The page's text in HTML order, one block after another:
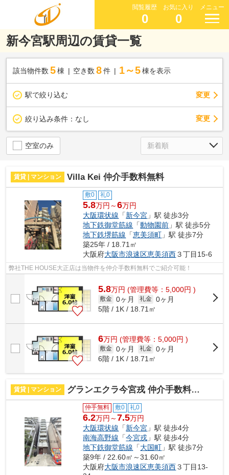
閲覧履歴
0
お気に入り
0
メニュー
新今宮駅周辺の賃貸一覧
該当物件数 5棟 空き数 8 件 1～5 棟を表示
駅で絞り込む 変更
絞り込み条件： なし 変更
空室のみ
賃貸 | マンション Villa Kei 仲介手数料無料
敷0 礼0
5.8万円～6万円
大阪環状線 「新今宮 」駅 徒歩3分
地下鉄御堂筋線 「動物園前 」駅 徒歩5分
地下鉄堺筋線 「恵美須町 」駅 徒歩7分
築25年 / 18.71㎡
大阪府大阪市浪速区恵美須西３丁目15-6
弊社THE HOUSE大正店は当物件を仲介手数料無料でご紹介可能！
5.8万円 (管理費等：5,000円 )
敷金 0ヶ月 礼金 0ヶ月
5階 / 1K / 18.71㎡
6万円 (管理費等：5,000円 )
敷金 0ヶ月 礼金 0ヶ月
6階 / 1K / 18.71㎡
賃貸 | マンション グランエクラ今宮戎 仲介手数料無料
仲手無料 敷0 礼0
6.2万円～7.5万円
大阪環状線 「新今宮 」駅 徒歩4分
南海高野線 「今宮戎 」駅 徒歩4分
地下鉄御堂筋線 「大国町 」駅 徒歩7分
築9年 / 22.60㎡～31.60㎡
大阪府大阪市浪速区恵美須西３丁目13-